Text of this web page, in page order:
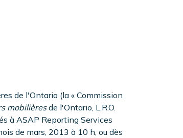
de l'Ontario (la « Commission
mobilièresde l'Ontario, L.R.O.
à ASAP Reporting Services
de mars, 2013 à 10 h, ou dès